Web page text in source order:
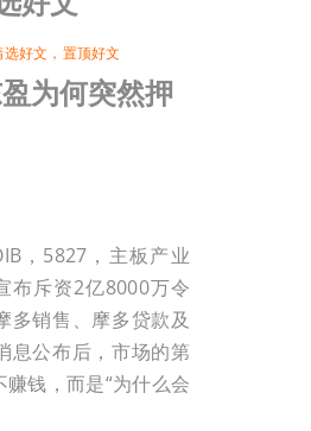
选好文 ， 置顶好文
为何突然押
，5827，主板产业
布斥资2亿8000万令
多销售、摩多贷款及
息公布后，市场的第
钱，而是“为什么会